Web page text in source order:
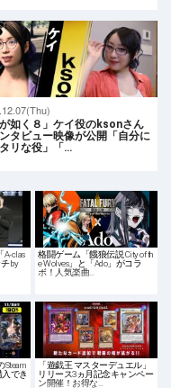
が如く８」ケイ役のksonさん
タビュー映像が公開「自分に
リな役」「…
A-clas
by
格闘ゲーム「餓狼伝説 City of th
e Wolves」と「Ado」がコラ
ボ！人気楽曲…
でき
「遊戯王 マスターデュエル」
リリース3ヵ月記念キャンペー
ン開催！お得な…